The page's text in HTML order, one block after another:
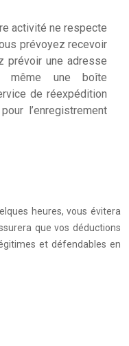
activité ne respecte
prévoyez recevoir
prévoir une adresse
même une boîte
de réexpédition
l’enregistrement
heures, vous évitera
que vos déductions
et défendables en